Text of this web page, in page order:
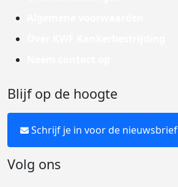
Blijf op de hoogte
Schrijf je in voor de nieuwsbrief
Volg ons